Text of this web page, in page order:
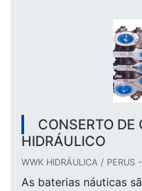
CONSERTO DE
HIDRÁULICO
WWK HIDRÁULICA / PERUS
As baterias náuticas